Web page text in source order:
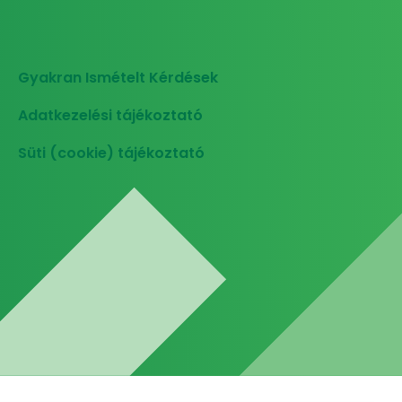
Gyakran Ismételt Kérdések
Adatkezelési tájékoztató
Süti (cookie) tájékoztató